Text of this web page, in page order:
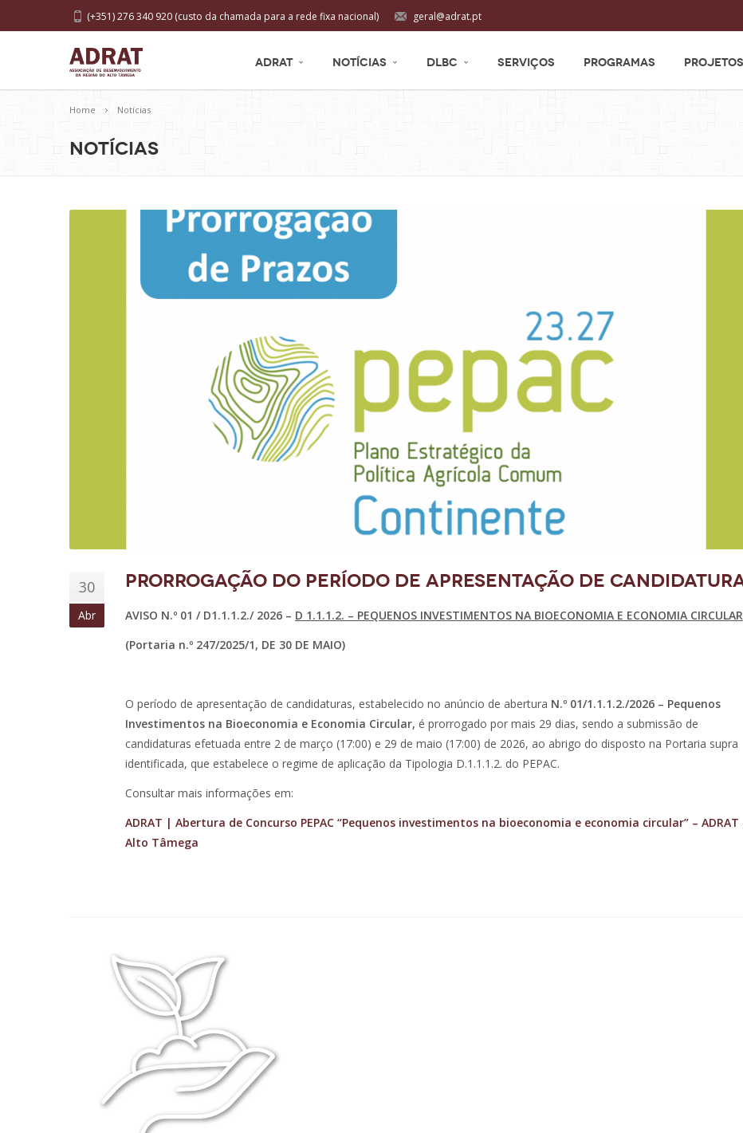
geral@adrat.pt
(+351) 276 340 920 (custo da chamada para a rede fixa nacional)
ADRAT NOTÍCIAS DLBC SERVIÇOS PROGRAMAS PROJETOS
Home Notícias
Notícias
30
Abr
PRORROGAÇÃO DO PERÍODO DE APRESENTAÇÃO DE
AVISO N.º 01 / D1.1.1.2./ 2026 – D 1.1.1.2. – PEQUENOS INVESTIMENTOS NA BIOECONOMIA E ECONOMIA CIRCULAR
(Portaria n.º 247/2025/1, DE 30 DE MAIO)
O período de apresentação de candidaturas, estabelecido no anúncio de abertura N.º 01/1.1.1.2./2026 – Pequenos
Investimentos na Bioeconomia e Economia Circular, é prorrogado por mais 29 dias, sendo a submissão de
candidaturas efetuada entre 2 de março (17:00) e 29 de maio (17:00) de 2026, ao abrigo do disposto na Portaria supra
identificada, que estabelece o regime de aplicação da Tipologia D.1.1.1.2. do PEPAC.
Consultar mais informações em:
ADRAT | Abertura de Concurso PEPAC “Pequenos investimentos na bioeconomia e economia circular” – ADRAT
Alto Tâmega